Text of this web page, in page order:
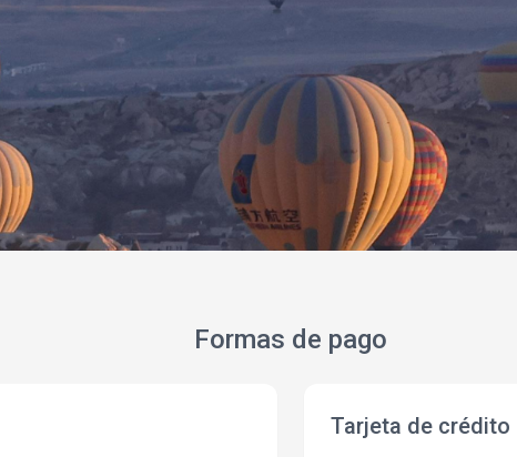
Formas de pago
Tarjeta de crédito